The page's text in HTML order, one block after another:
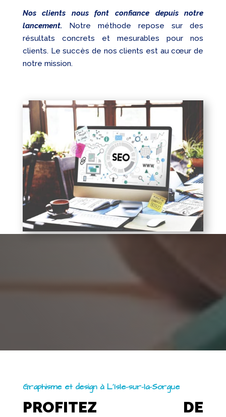
Nos clients nous font confiance depuis notre
lancement. Notre méthode repose sur des
résultats concrets et mesurables pour nos
clients. Le succès de nos clients est au cœur de
notre mission.
Graphisme et design à L’Isle-sur-la-Sorgue
PROFITEZ DE